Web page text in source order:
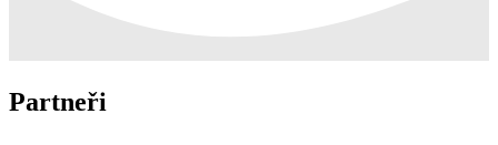
Partneři